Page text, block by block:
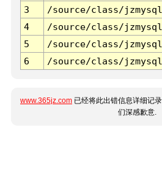
3 /source/class/
4
/source/class/
5
/source/class/
6
/source/class/
www.365jz.com 已经将此出错信息详细记
们深感歉意.